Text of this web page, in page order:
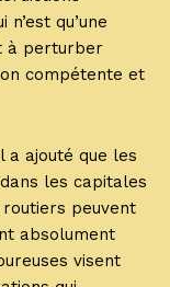
qu’une
à perturber
compétente et
a ajouté que les
les capitales
peuvent
absolument
visent